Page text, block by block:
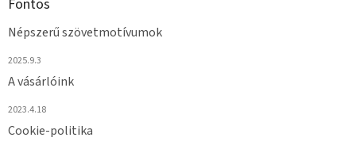
Fontos
Népszerű szövetmotívumok
2025.9.3
A vásárlóink
2023.4.18
Cookie-politika